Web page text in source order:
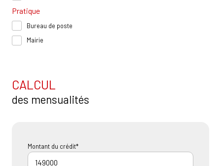
Pratique
Bureau de poste
Mairie
CALCUL
des mensualités
Montant du crédit*